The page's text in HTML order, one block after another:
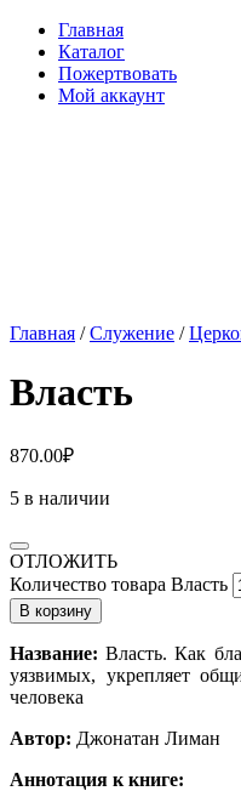
Главная
Каталог
Пожертвовать
Мой аккаунт
Главная /Служение /
Власть
870.00₽
5 в наличии
ОТЛОЖИТЬ
Количество товара Власть
В корзину
Название: Власть. Как
уязвимых, укрепляет
человека
Автор: Джонатан Лиман
Аннотация к книге: